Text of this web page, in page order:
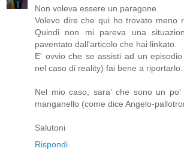
Non voleva essere un paragone.
Volevo dire che qui ho trovato meno
Quindi non mi pareva una
paventato dall'articolo che hai linkato.
E' ovvio che se assisti ad un
nel caso di reality) fai bene a riportarlo.
Nel mio caso, sara' che sono un
manganello (come dice Angelo-
Salutoni
Rispondi